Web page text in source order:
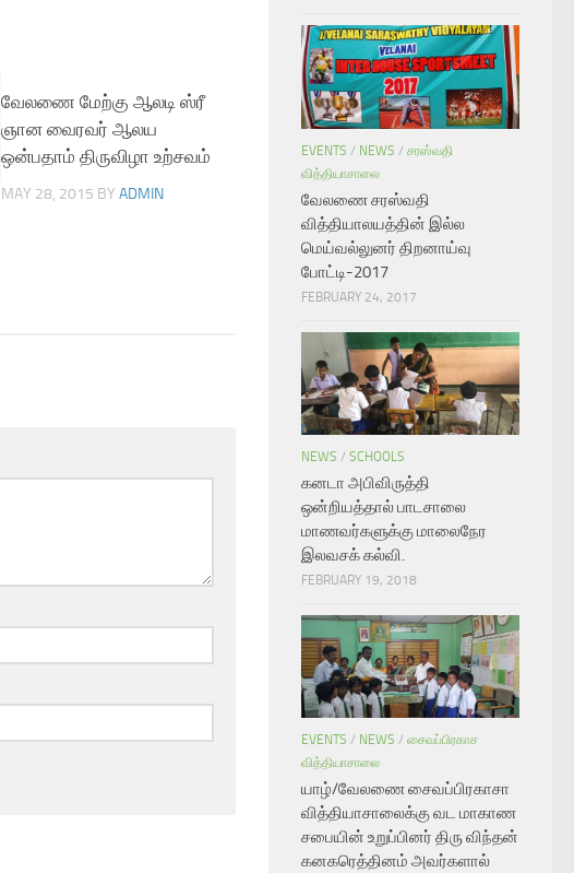
வேலணை மேற்கு ஆலடி ஸ்ரீ
ஞான வைரவர் ஆலய
ஒன்பதாம் திருவிழா உற்சவம்
MAY 28, 2015 BY ADMIN
EVENTS / NEWS / சரஸ்வதி
வித்தியாசாலை
வேலணை சரஸ்வதி
வித்தியாலயத்தின் இல்ல
மெய்வல்லுனர் திறனாய்வு
போட்டி-2017
FEBRUARY 24, 2017
NEWS / SCHOOLS
கனடா அபிவிருத்தி
ஒன்றியத்தால் பாடசாலை
மாணவர்களுக்கு மாலைநேர
இலவசக் கல்வி.
FEBRUARY 19, 2018
EVENTS / NEWS / சைவப்பிரகாச
வித்தியாசாலை
யாழ்/வேலணை சைவப்பிரகாசா
வித்தியாசாலைக்கு வட மாகாண
சபையின் உறுப்பினர் திரு விந்தன்
கனகரெத்தினம் அவர்களால்